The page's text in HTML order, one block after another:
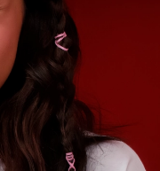
Мои приборы
Мои заказы
Мои адреса
Мои подписки
Español
Português
Русский
繁體中文